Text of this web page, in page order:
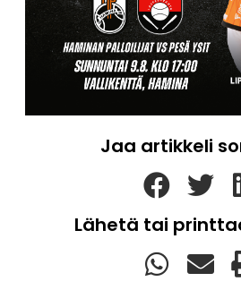
Jaa artikkeli
Lähetä tai